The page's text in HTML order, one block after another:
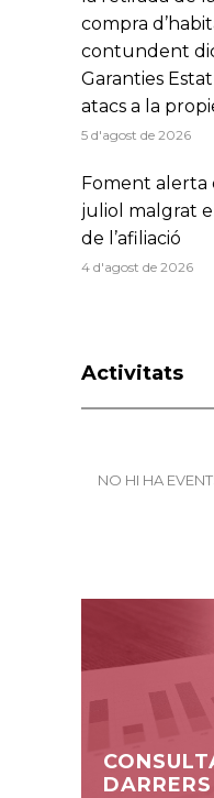
compra
contundent
Garanties
atacs a la
5 d'agost de 2026
Foment alerta
juliol malgrat
de l’afiliació
4 d'agost de 2026
Activitats
NO HI HA